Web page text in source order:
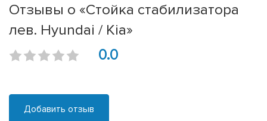
Отзывы о «Стойка стабилизатора
лев. Hyundai / Kia»
0.0
Добавить отзыв